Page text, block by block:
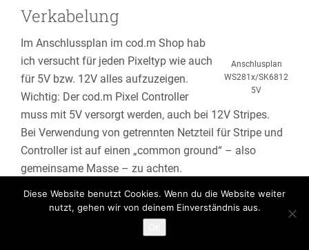
Verkabelung
Anschlusplan
WS281x/SK6812
5V
Im Anschlussplan im cod.m Shop hab
ich versucht für jeden Pixeltyp wie auch
für 5V bzw. 12V alles aufzuzeigen.
Wichtig: Der cod.m Pixel Controller
muss mit 5V versorgt werden, auch bei 12V Stripes.
Bei Verwendung von getrennten Netzteil für Stripe und
Controller ist auf einen „common ground“ – also
gemeinsame Masse – zu achten.
Das Netzteil sollte so nah wie möglich am Stripe
Diese Website benutzt Cookies. Wenn du die Website weiter
nutzt, gehen wir von deinem Einverständnis aus.